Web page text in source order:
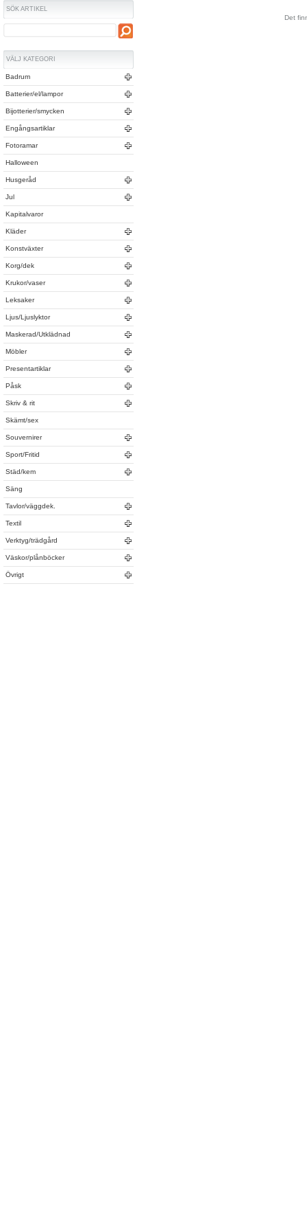
SÖK ARTIKEL
VÄLJ KATEGORI
Badrum
Batterier/el/lampor
Bijotterier/smycken
Engångsartiklar
Fotoramar
Halloween
Husgeråd
Jul
Kapitalvaror
Kläder
Konstväxter
Korg/dek
Krukor/vaser
Leksaker
Ljus/Ljuslyktor
Maskerad/Utklädnad
Möbler
Presentartiklar
Påsk
Skriv & rit
Skämt/sex
Souvernirer
Sport/Fritid
Städ/kem
Säng
Tavlor/väggdek.
Textil
Verktyg/trädgård
Väskor/plånböcker
Övrigt
Det